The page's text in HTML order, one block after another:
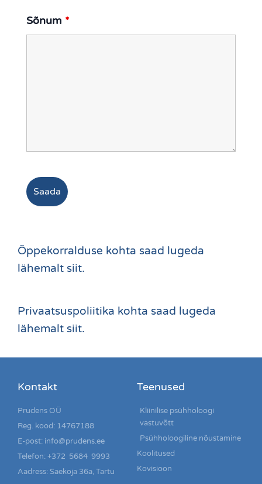
Sõnum *
Õppekorralduse kohta saad lugeda
lähemalt siit.
Privaatsuspoliitika kohta saad lugeda
lähemalt siit.
Kontakt
Prudens OÜ
Reg. kood: 14767188
E-post: info@prudens.ee
Telefon: +372 5684 9993
Aadress: Saekoja 36a, Tartu
Teenused
Kliinilise psühholoogi
vastuvõtt
Psühholoogiline nõustamine
Koolitused
Kovisioon